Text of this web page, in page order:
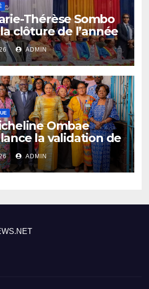
Thérèse Sombo
clôture de l’année
2025-2026 à
ADMIN
Ombae
la validation de
nationale pour
la participation
des femmes
ADMIN